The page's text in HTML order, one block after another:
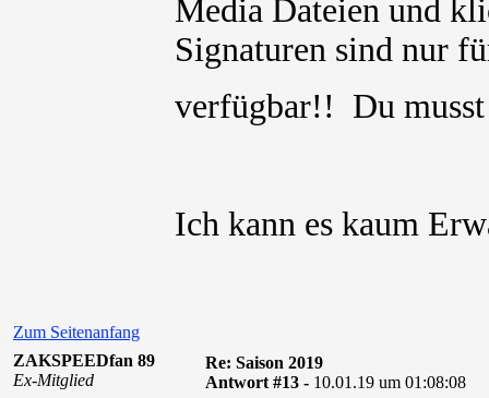
Media Dateien und
Signaturen sind nur
verfügbar!! Du
Ich kann es kaum
Zum Seitenanfang
ZAKSPEEDfan 89
Ex-Mitglied
Re: Saison 2019
Antwort #13 - 10.01.19 um 01:08:08